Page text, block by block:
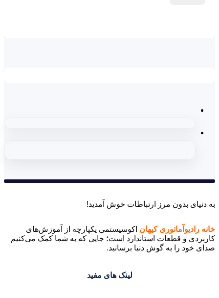
به دنیای بدون مرز ارتباطات خوش آمدید!
خانه رادیوآماتوری کیهان اکوسیستمی یکپارچه از آموزش‌های
کاربردی و قطعات استاندارد است؛ جایی که به شما کمک می‌کنیم
صدای خود را به گوش دنیا برسانید.
لینک های مفید